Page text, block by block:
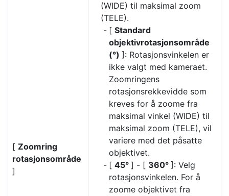
[ Zoomring
rotasjonsområde
]
(WIDE) til maksimal zoom
(TELE).
[ Standard
objektivrotasjonsområde
(°) ]: Rotasjonsvinkelen er
ikke valgt med kameraet.
Zoomringens
rotasjonsrekkevidde som
kreves for å zoome fra
maksimal vinkel (WIDE) til
maksimal zoom (TELE), vil
variere med det påsatte
objektivet.
[ 45° ] - [ 360° ]: Velg
rotasjonsvinkelen. For å
zoome objektivet fra